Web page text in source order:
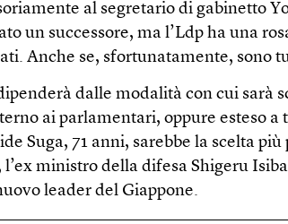
al segretario di gabinetto
un successore, ma l’Ldp ha una
Anche se, sfortunatamente, sono
dalle modalità con cui sarà
ai parlamentari, oppure esteso
Suga, 71 anni, sarebbe la scelta
l’ex ministro della difesa Shigeru
leader del Giappone.